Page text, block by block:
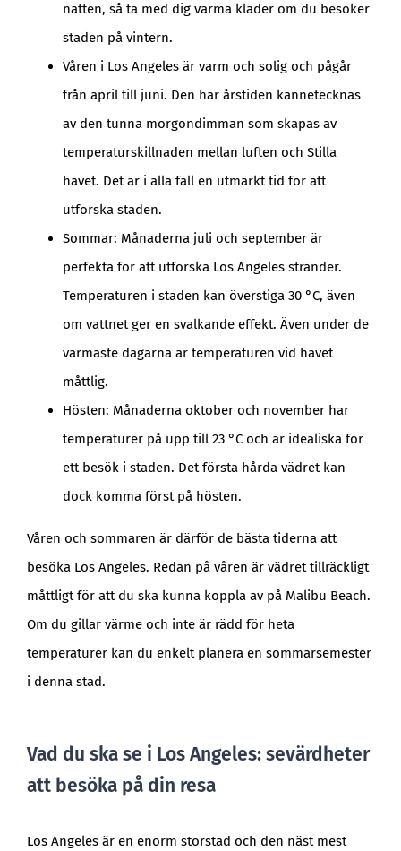
natten, så ta med dig varma kläder om du besöker
staden på vintern.
Våren i Los Angeles är varm och solig och pågår
från april till juni. Den här årstiden kännetecknas
av den tunna morgondimman som skapas av
temperaturskillnaden mellan luften och Stilla
havet. Det är i alla fall en utmärkt tid för att
utforska staden.
Sommar: Månaderna juli och september är
perfekta för att utforska Los Angeles stränder.
Temperaturen i staden kan överstiga 30 °C, även
om vattnet ger en svalkande effekt. Även under de
varmaste dagarna är temperaturen vid havet
måttlig.
Hösten: Månaderna oktober och november har
temperaturer på upp till 23 °C och är idealiska för
ett besök i staden. Det första hårda vädret kan
dock komma först på hösten.
Våren och sommaren är därför de bästa tiderna att
besöka Los Angeles. Redan på våren är vädret tillräckligt
måttligt för att du ska kunna koppla av på Malibu Beach.
Om du gillar värme och inte är rädd för heta
temperaturer kan du enkelt planera en sommarsemester
i denna stad.
Vad du ska se i Los Angeles: sevärdheter
att besöka på din resa
Los Angeles är en enorm storstad och den näst mest